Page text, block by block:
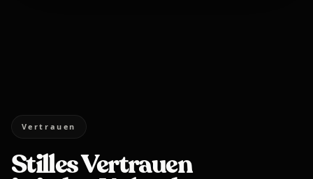
Vertrauen
Stilles Vertrauen